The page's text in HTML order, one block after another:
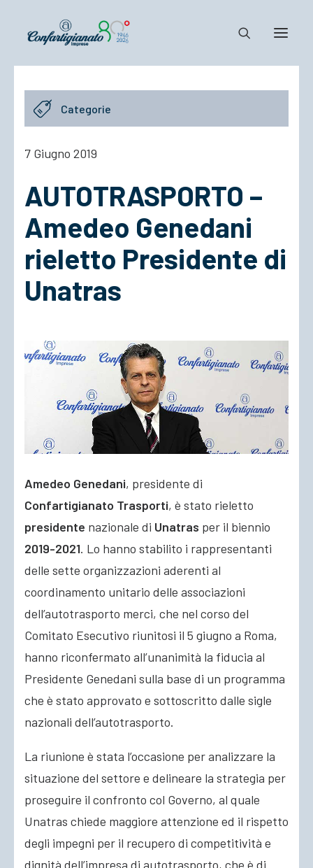
Notizie e Documenti
Confartigianato
Cosa Facciamo
ACCEDI
Categorie
7 Giugno 2019
AUTOTRASPORTO –
Amedeo Genedani
rieletto Presidente di
Unatras
Amedeo Genedani, presidente di
Confartigianato Trasporti, è stato rieletto
presidente nazionale di Unatras per il biennio
2019-2021. Lo hanno stabilito i rappresentanti
delle sette organizzazioni aderenti al
coordinamento unitario delle associazioni
dell’autotrasporto merci, che nel corso del
Comitato Esecutivo riunitosi il 5 giugno a Roma,
hanno riconfermato all’unanimità la fiducia al
Presidente Genedani sulla base di un programma
che è stato approvato e sottoscritto dalle sigle
nazionali dell’autotrasporto.
La riunione è stata l’occasione per analizzare la
situazione del settore e delineare la strategia per
proseguire il confronto col Governo, al quale
Unatras chiede maggiore attenzione ed il rispetto
degli impegni per il recupero di competitività e
dignità dell’impresa di autotrasporto, che è di